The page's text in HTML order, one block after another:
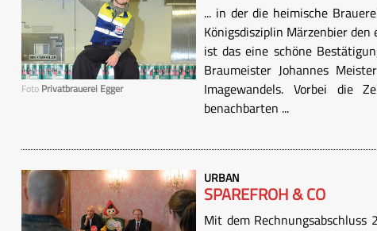
Foto Privatbrauerei Egger
... in der die heimische
Königsdisziplin Märzenbier
ist das eine schöne
Braumeister Johannes
Imagewandels. Vorbei die
benachbarten ...
URBAN
SPAREFROH & CO
Mit dem